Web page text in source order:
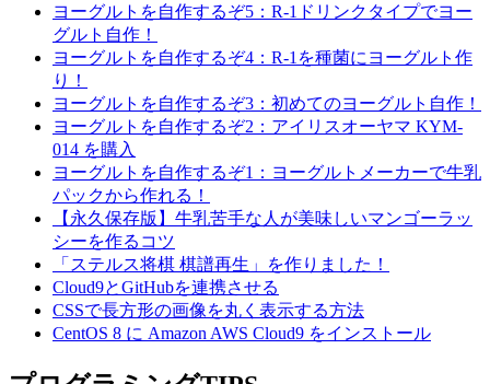
ヨーグルトを自作するぞ5：R-1ドリンクタイプでヨー
グルト自作！
ヨーグルトを自作するぞ4：R-1を種菌にヨーグルト作
り！
ヨーグルトを自作するぞ3：初めてのヨーグルト自作！
ヨーグルトを自作するぞ2：アイリスオーヤマ KYM-
014 を購入
ヨーグルトを自作するぞ1：ヨーグルトメーカーで牛乳
パックから作れる！
【永久保存版】牛乳苦手な人が美味しいマンゴーラッ
シーを作るコツ
「ステルス将棋 棋譜再生」を作りました！
Cloud9とGitHubを連携させる
CSSで長方形の画像を丸く表示する方法
CentOS 8 に Amazon AWS Cloud9 をインストール